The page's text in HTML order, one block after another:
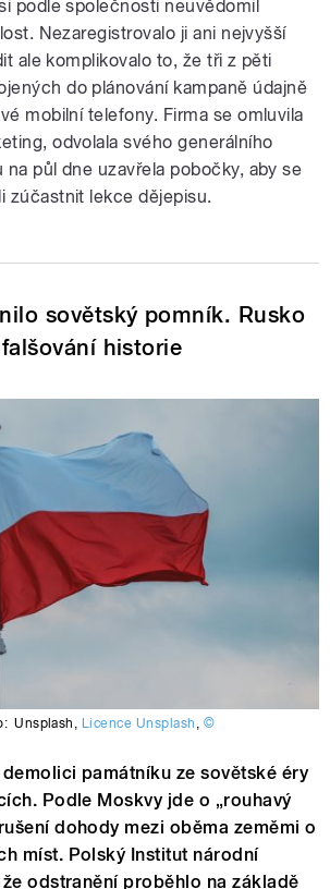
podle společnosti neuvědomil
Nezaregistrovalo ji ani nejvyšší
ale komplikovalo to, že tři z pěti
do plánování kampaně údajně
mobilní telefony. Firma se omluvila
odvolala svého generálního
na půl dne uzavřela pobočky, aby se
zúčastnit lekce dějepisu.
sovětský pomník. Rusko
historie
Unsplash , Licence Unsplash , ©
památníku ze sovětské éry
Podle Moskvy jde o „rouhavý
dohody mezi oběma zeměmi o
míst. Polský Institut národní
odstranění proběhlo na základě